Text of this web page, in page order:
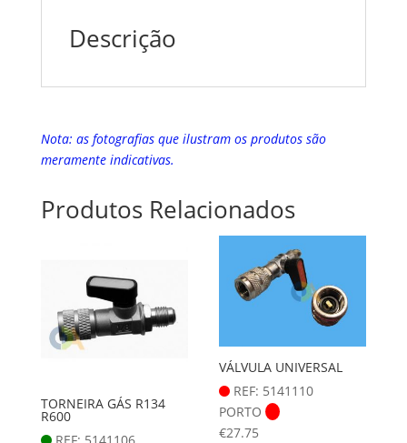
Descrição
Nota: as fotografias que ilustram os produtos são
meramente indicativas.
Produtos Relacionados
TORNEIRA GÁS R134
R600
VÁLVULA UNIVERSAL
REF: 5141110
PORTO
€27.75